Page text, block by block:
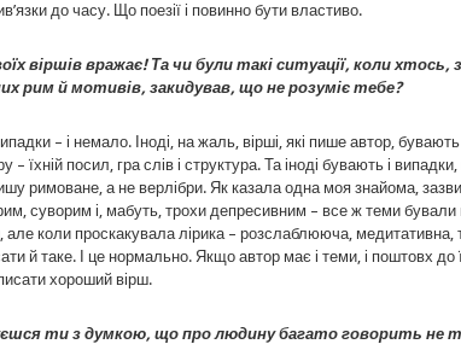
до часу. Що поезії і повинно бути властиво.
віршів вражає! Та чи були такі ситуації, коли хтось,
рим й мотивів, закидував, що не розуміє тебе?
– і немало. Іноді, на жаль, вірші, які пише автор,
– їхній посил, гра слів і структура. Та іноді бувають і
римоване, а не верлібри. Як казала одна моя знайома,
суворим і, мабуть, трохи депресивним – все ж теми бували
але коли проскакувала лірика – розслаблююча, медитативна,
й таке. І це нормально. Якщо автор має і теми, і поштовх до
хороший вірш.
ти з думкою, що про людину багато говорить не